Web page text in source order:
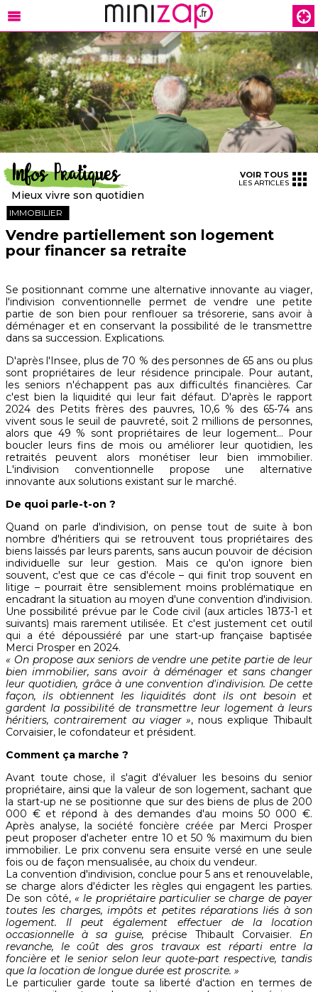
Infos Pratiques
Mieux vivre son quotidien
VOIR TOUS
LES ARTICLES
IMMOBILIER
Vendre partiellement son logement
pour financer sa retraite
Se positionnant comme une alternative innovante au viager,
l'indivision conventionnelle permet de vendre une petite
partie de son bien pour renflouer sa trésorerie, sans avoir à
déménager et en conservant la possibilité de le transmettre
dans sa succession. Explications.
D'après l'Insee, plus de 70 % des personnes de 65 ans ou plus
sont propriétaires de leur résidence principale. Pour autant,
les seniors n'échappent pas aux difficultés financières. Car
c'est bien la liquidité qui leur fait défaut. D'après le rapport
2024 des Petits frères des pauvres, 10,6 % des 65-74 ans
vivent sous le seuil de pauvreté, soit 2 millions de personnes,
alors que 49 % sont propriétaires de leur logement… Pour
boucler leurs fins de mois ou améliorer leur quotidien, les
retraités peuvent alors monétiser leur bien immobilier.
L'indivision conventionnelle propose une alternative
innovante aux solutions existant sur le marché.
De quoi parle-t-on ?
Quand on parle d'indivision, on pense tout de suite à bon
nombre d'héritiers qui se retrouvent tous propriétaires des
biens laissés par leurs parents, sans aucun pouvoir de décision
individuelle sur leur gestion. Mais ce qu'on ignore bien
souvent, c'est que ce cas d'école – qui finit trop souvent en
litige – pourrait être sensiblement moins problématique en
encadrant la situation au moyen d'une convention d'indivision.
Une possibilité prévue par le Code civil (aux articles 1873-1 et
suivants) mais rarement utilisée. Et c'est justement cet outil
qui a été dépoussiéré par une start-up française baptisée
Merci Prosper en 2024.
« On propose aux seniors de vendre une petite partie de leur
bien immobilier, sans avoir à déménager et sans changer
leur quotidien, grâce à une convention d'indivision. De cette
façon, ils obtiennent les liquidités dont ils ont besoin et
gardent la possibilité de transmettre leur logement à leurs
héritiers, contrairement au viager », nous explique Thibault
Corvaisier, le cofondateur et président.
Comment ça marche ?
Avant toute chose, il s'agit d'évaluer les besoins du senior
propriétaire, ainsi que la valeur de son logement, sachant que
la start-up ne se positionne que sur des biens de plus de 200
000 € et répond à des demandes d'au moins 50 000 €.
Après analyse, la société foncière créée par Merci Prosper
peut proposer d'acheter entre 10 et 50 % maximum du bien
immobilier. Le prix convenu sera ensuite versé en une seule
fois ou de façon mensualisée, au choix du vendeur.
La convention d'indivision, conclue pour 5 ans et renouvelable,
se charge alors d'édicter les règles qui engagent les parties.
De son côté, « le propriétaire particulier se charge de payer
toutes les charges, impôts et petites réparations liés à son
logement. Il peut également effectuer de la location
occasionnelle à sa guise, précise Thibault Corvaisier. En
revanche, le coût des gros travaux est réparti entre la
foncière et le senior selon leur quote-part respective, tandis
que la location de longue durée est proscrite. »
Le particulier garde toute sa liberté d'action en termes de